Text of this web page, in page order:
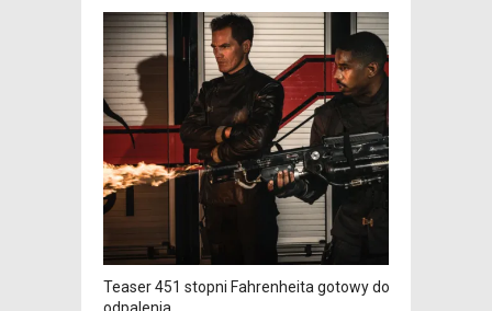
Teaser 451 stopni Fahrenheita gotowy do